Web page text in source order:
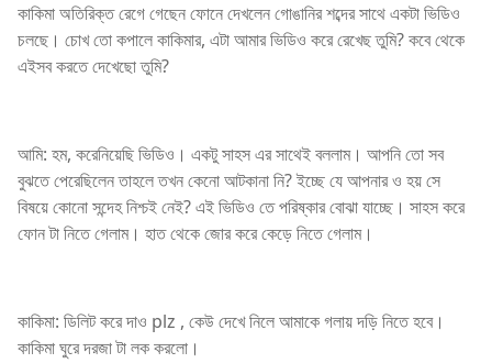
কাকিমা অতিরিক্ত রেগে গেছেন ফোনে দেখলেন গোঙানির শব্দের সাথে একটা ভিডিও
চলছে। চোখ তো কপালে কাকিমার, এটা আমার ভিডিও করে রেখেছ তুমি? কবে থেকে
এইসব করতে দেখেছো তুমি?
আমি: হম, করেনিয়েছি ভিডিও। একটু সাহস এর সাথেই বললাম। আপনি তো সব
বুঝতে পেরেছিলেন তাহলে তখন কেনো আটকানা নি? ইচ্ছে যে আপনার ও হয় সে
বিষয়ে কোনো সন্দেহ নিশ্চই নেই? এই ভিডিও তে পরিষ্কার বোঝা যাচ্ছে। সাহস করে
ফোন টা নিতে গেলাম। হাত থেকে জোর করে কেড়ে নিতে গেলাম।
কাকিমা: ডিলিট করে দাও plz , কেউ দেখে নিলে আমাকে গলায় দড়ি নিতে হবে।
কাকিমা ঘুরে দরজা টা লক করলো।